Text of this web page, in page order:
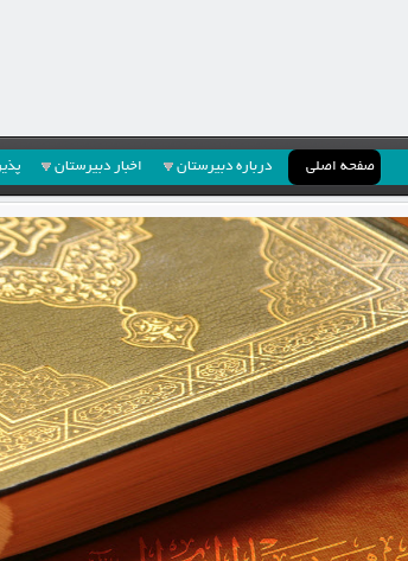
صفحه اصلی درباره دبیرستان اخبار دبیرستان